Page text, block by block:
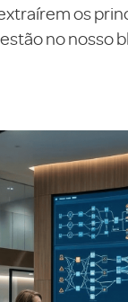
os
no nosso